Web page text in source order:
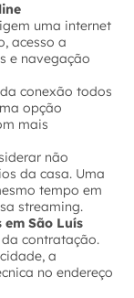
uma internet
acesso a
e navegação
conexão todos
opção
mais
não
da casa. Uma
tempo em
streaming.
São Luís
contratação.
a
no endereço